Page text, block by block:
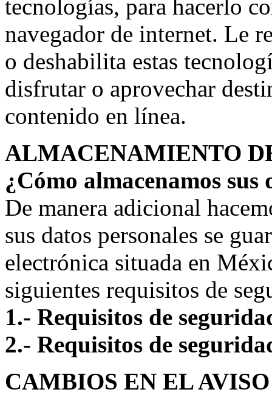
tecnologías, para hacerlo
navegador de internet. Le
o deshabilita estas
disfrutar o aprovechar
contenido en línea.
ALMACENAMIENTO
¿Cómo almacenamos sus
De manera adicional
sus datos personales se
electrónica situada en
siguientes requisitos de
1.- Requisitos de
2.- Requisitos de
CAMBIOS EN EL